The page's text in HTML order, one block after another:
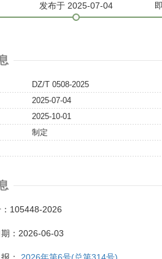
发布于 2025-07-04
DZ/T 0508-2025
2025-07-04
2025-10-01
制定
105448-2026
：2026-06-03